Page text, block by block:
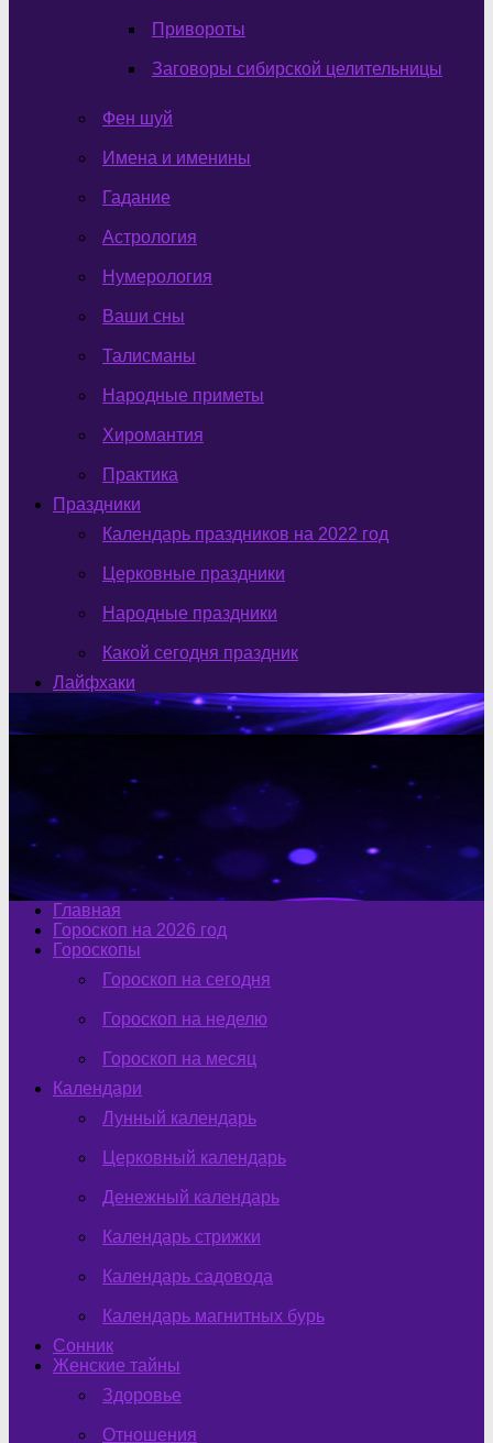
Привороты
Заговоры сибирской целительницы
Фен шуй
Имена и именины
Гадание
Астрология
Нумерология
Ваши сны
Талисманы
Народные приметы
Хиромантия
Практика
Праздники
Календарь праздников на 2022 год
Церковные праздники
Народные праздники
Какой сегодня праздник
Лайфхаки
Главная
Гороскоп на 2026 год
Гороскопы
Гороскоп на сегодня
Гороскоп на неделю
Гороскоп на месяц
Календари
Лунный календарь
Церковный календарь
Денежный календарь
Календарь стрижки
Календарь садовода
Календарь магнитных бурь
Сонник
Женские тайны
Здоровье
Отношения